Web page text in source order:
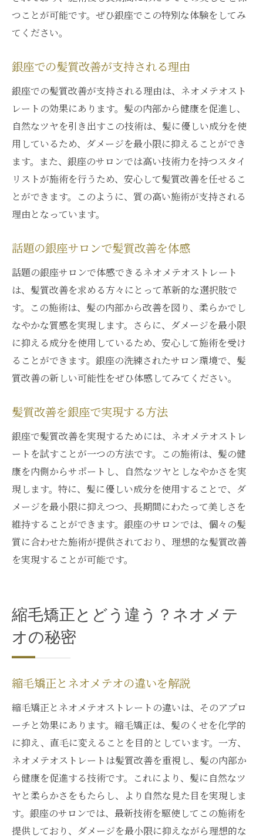
つことが可能です。ぜひ銀座でこの特別な体験をしてみ
てください。
銀座での髪質改善が支持される理由
銀座での髪質改善が支持される理由は、ネオメテオスト
レートの効果にあります。髪の内部から健康を促進し、
自然なツヤを引き出すこの技術は、髪に優しい成分を使
用しているため、ダメージを最小限に抑えることができ
ます。また、銀座のサロンでは高い技術力を持つスタイ
リストが施術を行うため、安心して髪質改善を任せるこ
とができます。このように、質の高い施術が支持される
理由となっています。
話題の銀座サロンで髪質改善を体感
話題の銀座サロンで体感できるネオメテオストレート
は、髪質改善を求める方々にとって革新的な選択肢で
す。この施術は、髪の内部から改善を図り、柔らかでし
なやかな質感を実現します。さらに、ダメージを最小限
に抑える成分を使用しているため、安心して施術を受け
ることができます。銀座の洗練されたサロン環境で、髪
質改善の新しい可能性をぜひ体感してみてください。
髪質改善を銀座で実現する方法
銀座で髪質改善を実現するためには、ネオメテオストレ
ートを試すことが一つの方法です。この施術は、髪の健
康を内側からサポートし、自然なツヤとしなやかさを実
現します。特に、髪に優しい成分を使用することで、ダ
メージを最小限に抑えつつ、長期間にわたって美しさを
維持することができます。銀座のサロンでは、個々の髪
質に合わせた施術が提供されており、理想的な髪質改善
を実現することが可能です。
縮毛矯正とどう違う？ネオメテ
オの秘密
縮毛矯正とネオメテオの違いを解説
縮毛矯正とネオメテオストレートの違いは、そのアプロ
ーチと効果にあります。縮毛矯正は、髪のくせを化学的
に抑え、直毛に変えることを目的としています。一方、
ネオメテオストレートは髪質改善を重視し、髪の内部か
ら健康を促進する技術です。これにより、髪に自然なツ
ヤと柔らかさをもたらし、より自然な見た目を実現しま
す。銀座のサロンでは、最新技術を駆使してこの施術を
提供しており、ダメージを最小限に抑えながら理想的な